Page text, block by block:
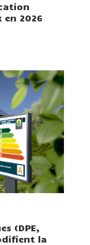
en 2026
(DPE,
la